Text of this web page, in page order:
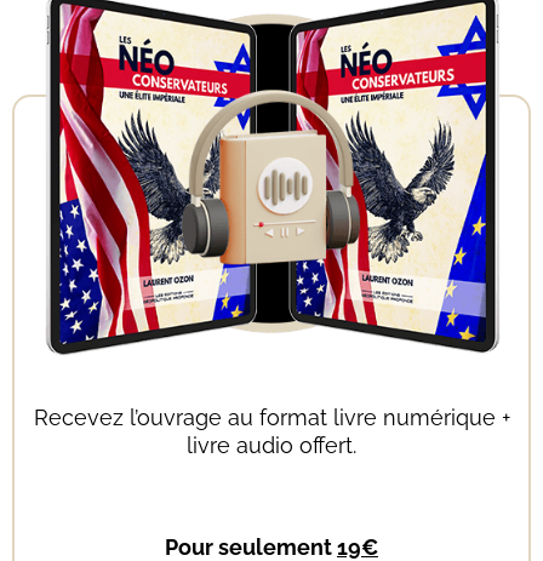
Recevez l’ouvrage au format livre numérique +
livre audio offert.
Pour seulement19€